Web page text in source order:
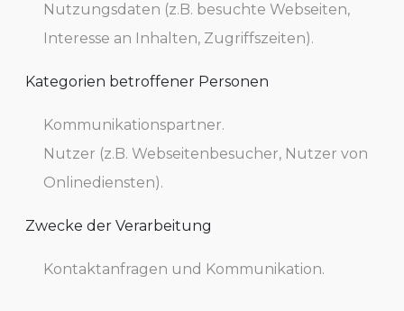
Nutzungsdaten (z.B. besuchte Webseiten,
Interesse an Inhalten, Zugriffszeiten).
Kategorien betroffener Personen
Kommunikationspartner.
Nutzer (z.B. Webseitenbesucher, Nutzer von
Onlinediensten).
Zwecke der Verarbeitung
Kontaktanfragen und Kommunikation.